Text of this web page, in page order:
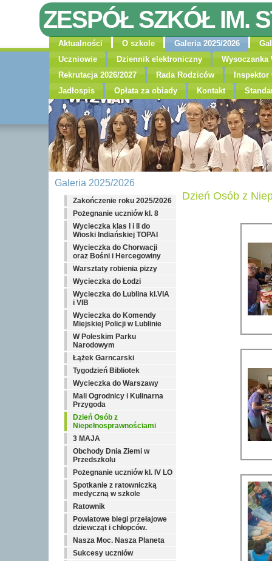
ZESPÓŁ SZKÓŁ IM.
Aktualności O szkole Galeria 2025/2026
Uczniowie
Dziennik elektroniczny
Wysoczanka
Rekrutacja 2026/2027
Rada Rodziców
Jadłospis
Opłata za obiady Kontakt
Dzień Osób z
Galeria 2025/2026
Zakończenie roku 2025/2026
Pożegnanie uczniów kl. 8
Wycieczka klas I i II do
Wioski Indiańskiej TOPAI
Wycieczka do Chorwacji
oraz Bośni i Hercegowiny
Warsztaty robienia pizzy
Wycieczka do Łodzi
Wycieczka do Lublina kl.VIA
i VIB
Wycieczka do Komendy
Miejskiej Policji w Lublinie
W Poleskim Parku
Narodowym
Łążek Garncarski
Tygodzień Bibliotek
Wycieczka do Warszawy
Mali Ogrodnicy i Kulinarna
Przygoda
Dzień Osób z
Niepełnosprawnościami
3 MAJA
Obchody Dnia Ziemi w
Przedszkolu
Pożegnanie uczniów kl. IV LO
Spotkanie z ratowniczką
medyczną w szkole
Ratownik
Powiatowe biegi przełajowe
dziewcząt i chłopców.
Nasza Moc. Nasza Planeta
Sukcesy uczniów